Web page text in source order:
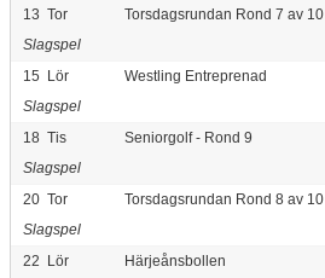
13 Tor
Torsdagsrundan Rond 7 av 10
Slagspel
15
Lör
Westling Entreprenad
Slagspel
18 Tis
Seniorgolf - Rond 9
Slagspel
20 Tor
Torsdagsrundan Rond 8 av 10
Slagspel
22
Lör
Härjeånsbollen